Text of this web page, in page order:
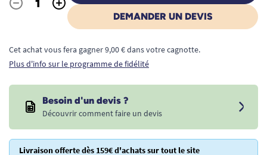
Quantité
DEMANDER UN DEVIS
Cet achat vous fera gagner 9,00 € dans votre cagnotte.
Plus d'info sur le programme de fidélité
Besoin d'un devis ?
Découvrir comment faire un devis
Livraison offerte dès 159€ d'achats sur tout le site